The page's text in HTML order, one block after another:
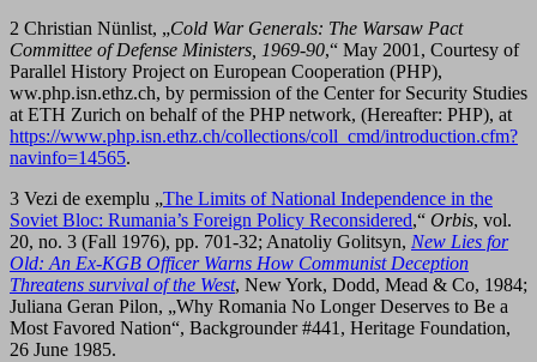
2 Christian Nünlist, „Cold War Generals: The Warsaw Pact
Committee of Defense Ministers, 1969-90,“ May 2001, Courtesy of
Parallel History Project on European Cooperation (PHP),
ww.php.isn.ethz.ch, by permission of the Center for Security Studies
at ETH Zurich on behalf of the PHP network, (Hereafter: PHP), at
https://www.php.isn.ethz.ch/collections/coll_cmd/introduction.cfm?
navinfo=14565.
3 Vezi de exemplu „The Limits of National Independence in the
Soviet Bloc: Rumania’s Foreign Policy Reconsidered,“ Orbis, vol.
20, no. 3 (Fall 1976), pp. 701-32; Anatoliy Golitsyn, New Lies for
Old: An Ex-KGB Officer Warns How Communist Deception
Threatens survival of the West, New York, Dodd, Mead & Co, 1984;
Juliana Geran Pilon, „Why Romania No Longer Deserves to Be a
Most Favored Nation“, Backgrounder #441, Heritage Foundation,
26 June 1985.